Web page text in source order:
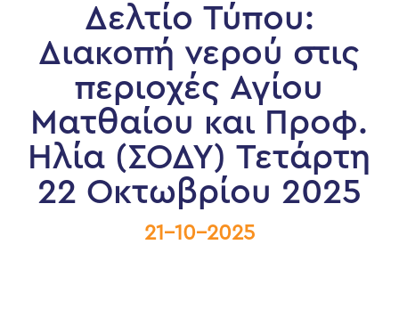
Δελτίο Τύπου:
Διακοπή νερού στις
περιοχές Αγίου
Ματθαίου και Προφ.
Ηλία (ΣΟΔΥ) Τετάρτη
22 Οκτωβρίου 2025
21-10-2025